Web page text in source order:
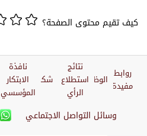
كيف تقيم محتوى الصفحة؟
روابط
مفيدة الوظائف
نتائج
استطلاع
الرأي
شكاوي
نافذة
الابتكار
المؤسسي
وسائل التواصل الاجتماعي